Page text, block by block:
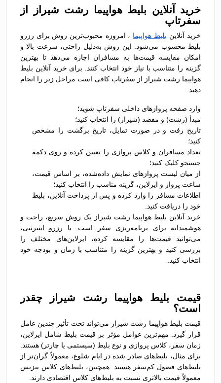
خرید آنلاین بلیط هواپیما رشت شیراز از
سفرتاپ
خرید آنلاین بلیط هواپیما ، امروزه محبوب‌ترین روش برای رزرو
بلیط محسوب می‌شود. این روش به‌دلیل راحتی، سرعت بالا و
امکان مقایسه قیمت‌ها به مسافران اجازه می‌دهد تا بهترین
گزینه را متناسب با نیاز خود انتخاب کنند. برای خرید آنلاین بلیط
هواپیما رشت شیراز از سفرتاپ کافی است مراحل زیر را انجام
دهید:
وارد صفحه پروازهای داخلی سفرتاپ شوید؛
مبدأ (رشت) و مقصد (شیراز) را انتخاب کنید؛
تاریخ رفت و در صورت تمایل، تاریخ برگشت را مشخص
کنید؛
تعداد مسافران و کلاس پروازی را تعیین کرده و روی دکمه
جستجو کلیک کنید؛
از میان لیست پروازهای نمایش داده‌شده، بر اساس قیمت،
ساعت پرواز و ایرلاین، گزینه مناسب را انتخاب کنید؛
اطلاعات مسافر را وارد کرده و پس از پرداخت آنلاین، بلیط
خود را دریافت کنید.
خرید آنلاین بلیط هواپیما رشت شیراز یک روش سریع، راحت و
هوشمندانه برای برنامه‌ریزی سفر است. با رزرو اینترنتی،
می‌توانید قیمت‌ها را مقایسه کرده، ایرلاین‌های مختلف را
بررسی کنید و بهترین گزینه را متناسب با زمان و بودجه خود
انتخاب کنید.
قیمت بلیط هواپیما رشت شیراز چقدر
است؟
قیمت بلیط هواپیما رشت شیراز می‌تواند تحت تأثیر چندین عامل
قرار گیرد. مهم‌ترین عوامل مؤثر بر قیمت بلیط شامل ایرلاین،
زمان سفر، کلاس پروازی و نوع بلیط (سیستمی یا چارتر) هستند.
برای مثال، بلیط‌های صادر شده در ایام شلوغ، معمولاً گران‌تر از
بلیط‌های فصول کم‌سفر هستند. همچنین، بلیط‌های کلاس بیزنس
معمولاً قیمت بالاتری نسبت به بلیط‌های کلاس اقتصادی دارند.